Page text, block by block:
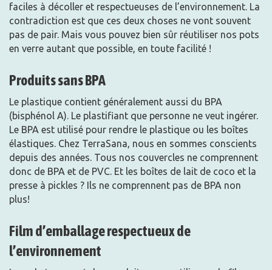
faciles à décoller et respectueuses de l’environnement. La
contradiction est que ces deux choses ne vont souvent
pas de pair. Mais vous pouvez bien sûr réutiliser nos pots
en verre autant que possible, en toute facilité !
Produits sans BPA
Le plastique contient généralement aussi du BPA
(bisphénol A). Le plastifiant que personne ne veut ingérer.
Le BPA est utilisé pour rendre le plastique ou les boîtes
élastiques. Chez TerraSana, nous en sommes conscients
depuis des années. Tous nos couvercles ne comprennent
donc de BPA et de PVC. Et les boîtes de lait de coco et la
presse à pickles ? Ils ne comprennent pas de BPA non
plus!
Film d’emballage respectueux de
l’environnement